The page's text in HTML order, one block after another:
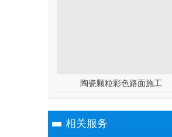
陶瓷颗粒彩色路面施工
相关服务